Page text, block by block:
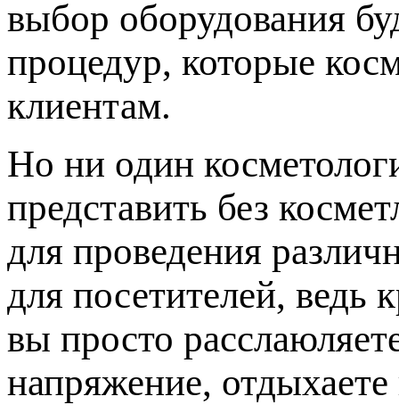
выбор оборудования
процедур, которые
клиентам.
Но ни один
представить без
для проведения
для посетителей, ведь
вы просто
напряжение,